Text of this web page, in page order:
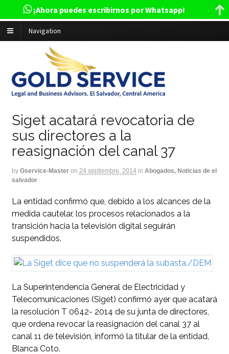
Navigation
Siget acatará revocatoria de
sus directores a la
reasignación del canal 37
by Gservice-Master on 24 septiembre, 2014 in Abogados, Noticias de el
salvador
La entidad confirmó que, debido a los alcances de la
medida cautelar, los procesos relacionados a la
transición hacia la televisión digital seguirán
suspendidos.
La Superintendencia General de Electricidad y
Telecomunicaciones (Siget) confirmó ayer que acatará
la resolución T 0642- 2014 de su junta de directores,
que ordena revocar la reasignación del canal 37 al
canal 11 de televisión, informó la titular de la entidad,
Blanca Coto.
¡Ahora puedes escribirnos por Whatsapp!